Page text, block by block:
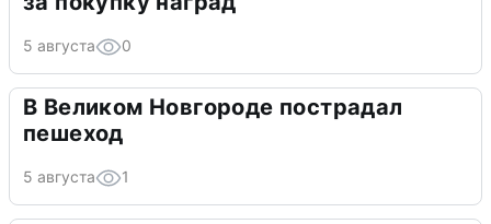
5 августа 0
В Великом Новгороде пострадал
пешеход
5 августа 1